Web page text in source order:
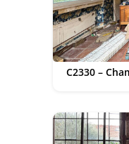
C2330 –